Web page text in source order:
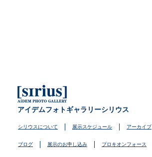
アイデムフォトギャラリーシリウス
シリウスについて 展示スケジュール アーカイブ
ブログ 展示のお申し込み プロキオンフォース